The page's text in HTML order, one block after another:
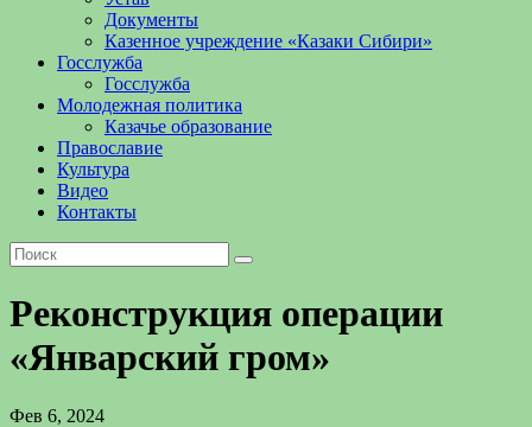
Документы
Казенное учреждение «Казаки Сибири»
Госслужба
Госслужба
Молодежная политика
Казачье образование
Православие
Культура
Видео
Контакты
Реконструкция операции
«Январский гром»
Фев 6, 2024